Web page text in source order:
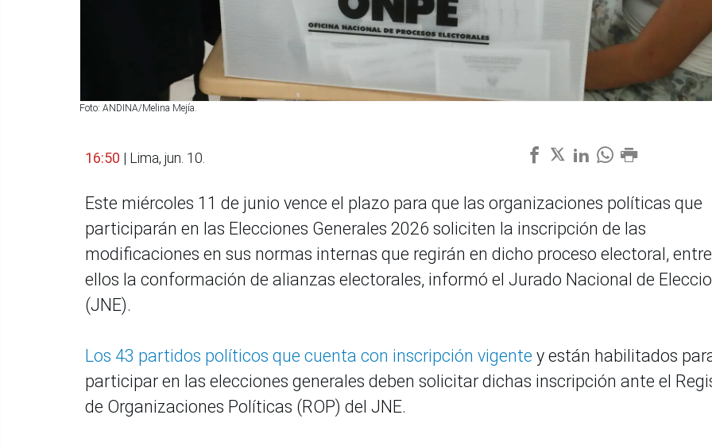
Foto: ANDINA/Melina Mejía.
16:50 | Lima, jun. 10.
Este miércoles 11 de junio vence el plazo para que las organizaciones políticas que
participarán en las Elecciones Generales 2026 soliciten la inscripción de las
modificaciones en sus normas internas que regirán en dicho proceso electoral, entre
ellos la conformación de alianzas electorales, informó el Jurado Nacional de
(JNE).
Los 43 partidos políticos que cuenta con inscripción vigente y están habilitados
participar en las elecciones generales deben solicitar dichas inscripción ante el
de Organizaciones Políticas (ROP) del JNE.